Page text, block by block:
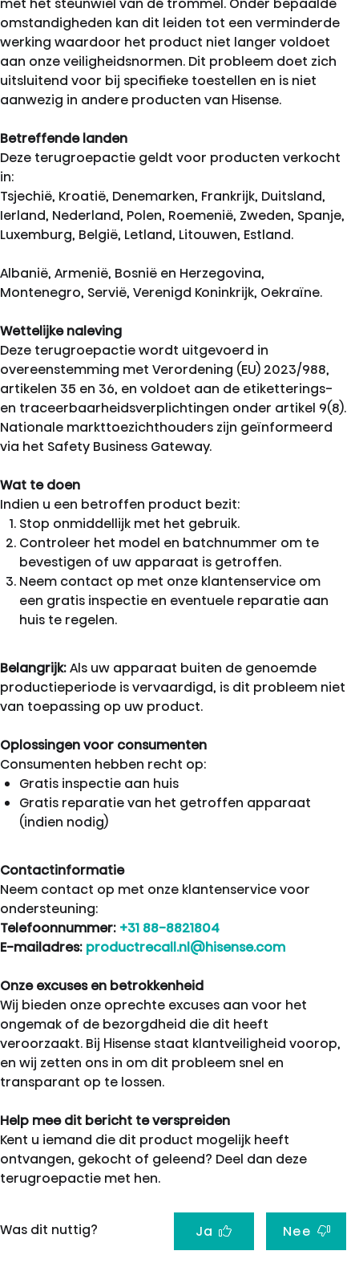
met het steunwiel van de trommel. Onder bepaalde
omstandigheden kan dit leiden tot een verminderde
werking waardoor het product niet langer voldoet
aan onze veiligheidsnormen. Dit probleem doet zich
uitsluitend voor bij specifieke toestellen en is niet
aanwezig in andere producten van Hisense.
Betreffende landen
Deze terugroepactie geldt voor producten verkocht
in:
Tsjechië, Kroatië, Denemarken, Frankrijk, Duitsland,
Ierland, Nederland, Polen, Roemenië, Zweden, Spanje,
Luxemburg, België, Letland, Litouwen, Estland.
Albanië, Armenië, Bosnië en Herzegovina,
Montenegro, Servië, Verenigd Koninkrijk, Oekraïne.
Wettelijke naleving
Deze terugroepactie wordt uitgevoerd in
overeenstemming met Verordening (EU) 2023/988,
artikelen 35 en 36, en voldoet aan de etiketterings-
en traceerbaarheidsverplichtingen onder artikel 9(8).
Nationale markttoezichthouders zijn geïnformeerd
via het Safety Business Gateway.
Wat te doen
Indien u een betroffen product bezit:
Stop onmiddellijk met het gebruik.
Controleer het model en batchnummer om te
bevestigen of uw apparaat is getroffen.
Neem contact op met onze klantenservice om
een gratis inspectie en eventuele reparatie aan
huis te regelen.
Belangrijk:Als uw apparaat buiten de genoemde
productieperiode is vervaardigd, is dit probleem niet
van toepassing op uw product.
Oplossingen voor consumenten
Consumenten hebben recht op:
Gratis inspectie aan huis
Gratis reparatie van het getroffen apparaat
(indien nodig)
Contactinformatie
Neem contact op met onze klantenservice voor
ondersteuning:
Telefoonnummer: +31 88-8821804
E-mailadres: productrecall.nl@hisense.com
Onze excuses en betrokkenheid
Wij bieden onze oprechte excuses aan voor het
ongemak of de bezorgdheid die dit heeft
veroorzaakt. Bij Hisense staat klantveiligheid voorop,
en wij zetten ons in om dit probleem snel en
transparant op te lossen.
Help mee dit bericht te verspreiden
Kent u iemand die dit product mogelijk heeft
ontvangen, gekocht of geleend? Deel dan deze
terugroepactie met hen.
Was dit nuttig? Ja Nee